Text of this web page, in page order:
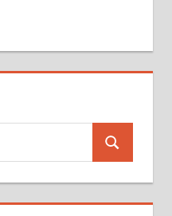
Search